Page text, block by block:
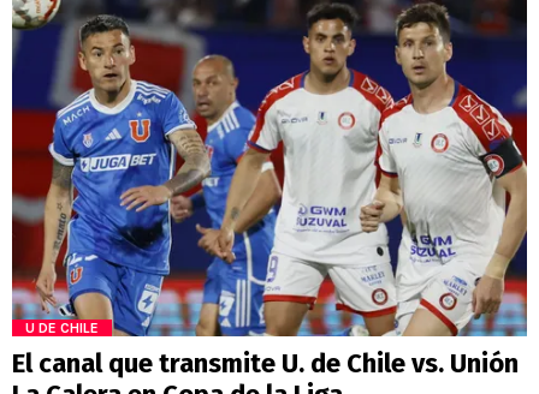
U DE CHILE
El canal que transmite U. de Chile vs. Unión